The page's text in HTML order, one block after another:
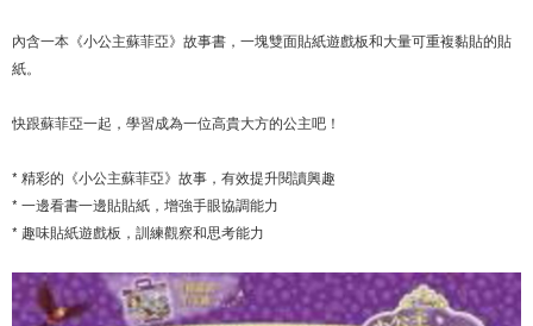
內含一本《小公主蘇菲亞》故事書，一塊雙面貼紙遊戲板和大量可重複黏貼的貼
紙。
快跟蘇菲亞一起，學習成為一位高貴大方的公主吧！
* 精彩的《小公主蘇菲亞》故事，有效提升閱讀興趣
* 一邊看書一邊貼貼紙，增強手眼協調能力
* 趣味貼紙遊戲板，訓練觀察和思考能力